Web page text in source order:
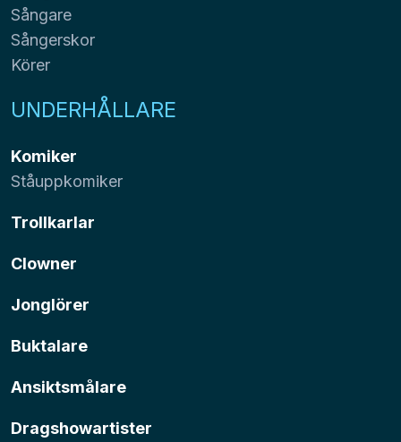
Sångare
Sångerskor
Körer
UNDERHÅLLARE
Komiker
Ståuppkomiker
Trollkarlar
Clowner
Jonglörer
Buktalare
Ansiktsmålare
Dragshowartister